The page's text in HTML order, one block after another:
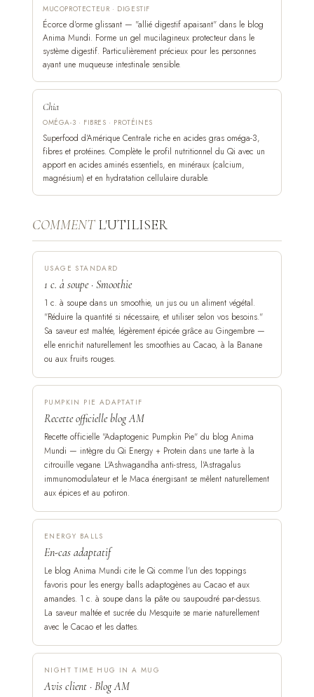
MUCOPROTECTEUR · DIGESTIF
Écorce d'orme glissant — "allié digestif apaisant" dans le blog
Anima Mundi. Forme un gel mucilagineux protecteur dans le
système digestif. Particulièrement précieux pour les personnes
ayant une muqueuse intestinale sensible.
Chia
OMÉGA-3 · FIBRES · PROTÉINES
Superfood d'Amérique Centrale riche en acides gras oméga-3,
fibres et protéines. Complète le profil nutritionnel du Qi avec un
apport en acides aminés essentiels, en minéraux (calcium,
magnésium) et en hydratation cellulaire durable.
COMMENTL'UTILISER
USAGE STANDARD
1 c. à soupe · Smoothie
1 c. à soupe dans un smoothie, un jus ou un aliment végétal.
"Réduire la quantité si nécessaire, et utiliser selon vos besoins."
Sa saveur est maltée, légèrement épicée grâce au Gingembre —
elle enrichit naturellement les smoothies au Cacao, à la Banane
ou aux fruits rouges.
PUMPKIN PIE ADAPTATIF
Recette officielle blog AM
Recette officielle "Adaptogenic Pumpkin Pie" du blog Anima
Mundi — intègre du Qi Energy + Protein dans une tarte à la
citrouille vegane. L'Ashwagandha anti-stress, l'Astragalus
immunomodulateur et le Maca énergisant se mêlent naturellement
aux épices et au potiron.
ENERGY BALLS
En-cas adaptatif
Le blog Anima Mundi cite le Qi comme l'un des toppings
favoris pour les energy balls adaptogènes au Cacao et aux
amandes. 1 c. à soupe dans la pâte ou saupoudré par-dessus.
La saveur maltée et sucrée du Mesquite se marie naturellement
avec le Cacao et les dattes.
NIGHT TIME HUG IN A MUG
Avis client · Blog AM